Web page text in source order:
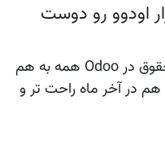
اودوو رو دوست
چون حضور و غیاب ، مرخصی و حقوق در Odoo همه به هم
در آخر ماه راحت تر و